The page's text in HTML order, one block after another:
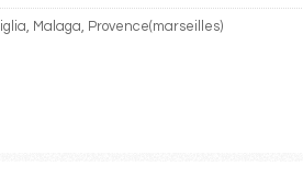
Malaga, Provence(marseilles)